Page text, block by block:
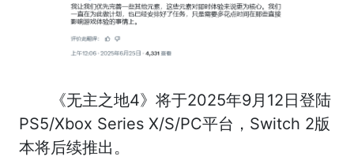
《无主之地4》将于2025年9月12日登陆
PS5/Xbox Series X/S/PC平台，Switch 2版
本将后续推出。